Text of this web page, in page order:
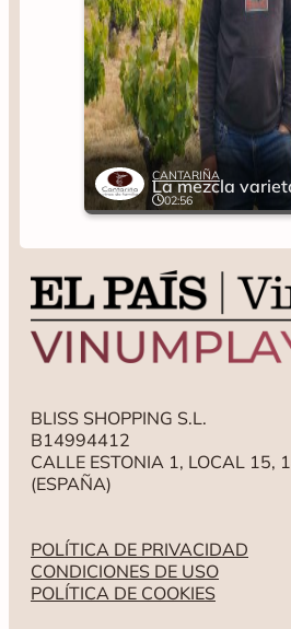
CANTARIÑA
La mezcla
02:56
BLISS SHOPPING S.L.
B14994412
CALLE ESTONIA 1, LOCAL 15,
(ESPAÑA)
POLÍTICA DE PRIVACIDAD
CONDICIONES DE USO
POLÍTICA DE COOKIES